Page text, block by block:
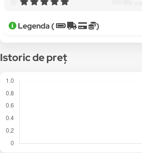
Legenda ( )
Istoric de preț